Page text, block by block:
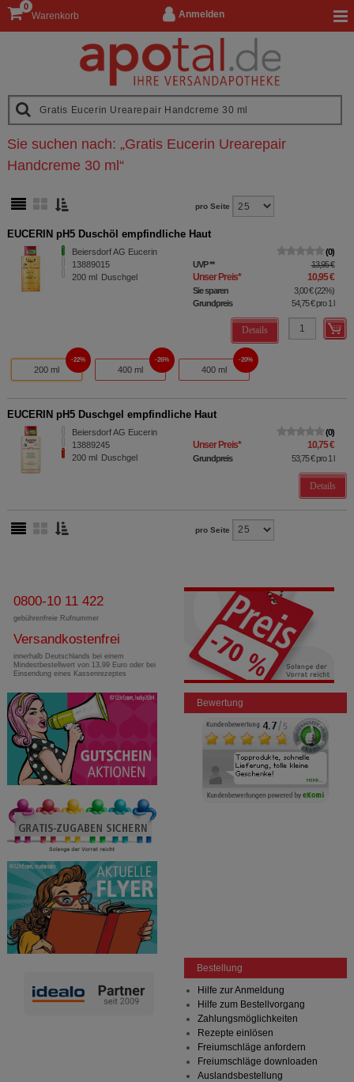
Anmelden
Warenkorb
0
Sie suchen nach: „Gratis Eucerin Urearepair
Handcreme 30 ml “
pro Seite
EUCERIN pH5 Duschöl empfindliche Haut
Beiersdorf AG Eucerin
13889015
200 ml Duschgel
0
UVP** 13,95 €
Unser Preis* 10,95 €
Sie sparen 3,00 €(22%)
Grundpreis
54,75 €pro 1 l
Details
200 ml
22%
400 ml
26%
400 ml
20%
EUCERIN pH5 Duschgel empfindliche Haut
Beiersdorf AG Eucerin
13889245
200 ml Duschgel
0
Unser Preis* 10,75 €
Grundpreis 53,75 €pro 1 l
Details
pro Seite
0800-10 11 422
gebührenfreie Rufnummer
Versandkostenfrei
innerhalb Deutschlands bei einem
Mindestbestellwert von 13,99 Euro oder bei
Einsendung eines Kassenrezeptes
Bewertung
Bestellung
Hilfe zur Anmeldung
Hilfe zum Bestellvorgang
Zahlungsmöglichkeiten
Rezepte einlösen
Freiumschläge anfordern
Freiumschläge downloaden
Auslandsbestellung